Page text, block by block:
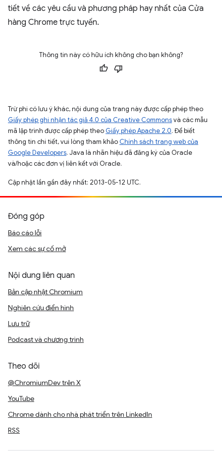
tiết về các yêu cầu và phương pháp hay nhất của Cửa
hàng Chrome trực tuyến.
Thông tin này có hữu ích không cho bạn không?
Trừ phi có lưu ý khác, nội dung của trang này được cấp phép theo
Giấy phép ghi nhận tác giả 4.0 của Creative Commonsvà các mẫu
mã lập trình được cấp phép theo Giấy phép Apache 2.0. Để biết
thông tin chi tiết, vui lòng tham khảo Chính sách trang web của
Google Developers. Java là nhãn hiệu đã đăng ký của Oracle
và/hoặc các đơn vị liên kết với Oracle.
Cập nhật lần gần đây nhất: 2013-05-12 UTC.
Đóng góp
Báo cáo lỗi
Xem các sự cố mở
Nội dung liên quan
Bản cập nhật Chromium
Nghiên cứu điển hình
Lưu trữ
Podcast và chương trình
Theo dõi
@ChromiumDev trên X
YouTube
Chrome dành cho nhà phát triển trên LinkedIn
RSS